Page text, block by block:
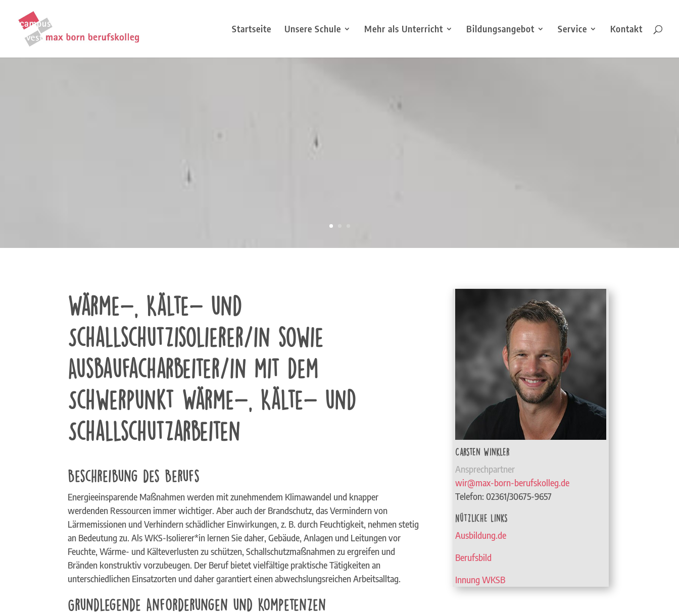
Startseite Unsere Schule Mehr als Unterricht Bildungsangebot Service Kontakt
Wärme-, Kälte- und
Schallschutzisolierer/in sowie
Ausbaufacharbeiter/in mit dem
Schwerpunkt Wärme-, Kälte- und
Schallschutzarbeiten
Beschreibung des Berufs
Energieeinsparende Maßnahmen werden mit zunehmendem Klimawandel und knapper
werdenden Ressourcen immer wichtiger. Aber auch der Brandschutz, das Vermindern von
Lärmemissionen und Verhindern schädlicher Einwirkungen, z. B. durch Feuchtigkeit, nehmen stetig
an Bedeutung zu. Als WKS-Isolierer*in lernen Sie daher, Gebäude, Anlagen und Leitungen vor
Feuchte, Wärme- und Kälteverlusten zu schützen, Schallschutzmaßnahmen zu ergreifen und
Bränden konstruktiv vorzubeugen. Der Beruf bietet vielfältige praktische Tätigkeiten an
unterschiedlichen Einsatzorten und daher garantiert einen abwechslungsreichen Arbeitsalltag.
Grundlegende Anforderungen und Kompetenzen
Carsten Winkler
Ansprechpartner
wir@max-born-berufskolleg.de
Telefon: 02361/30675-9657
Nützliche Links
Ausbildung.de
Berufsbild
Innung WKSB